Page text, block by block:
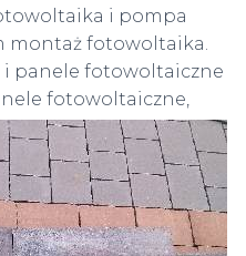
i pompa
montaż fotowoltaika.
panele fotowoltaiczne
fotowoltaiczne,